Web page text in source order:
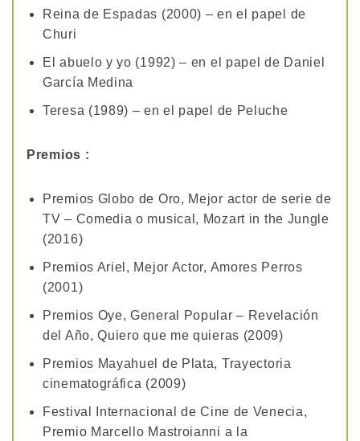
Reina de Espadas (2000) – en el papel de
Churi
El abuelo y yo (1992) – en el papel de Daniel
García Medina
Teresa (1989) – en el papel de Peluche
Premios :
Premios Globo de Oro, Mejor actor de serie de
TV – Comedia o musical, Mozart in the Jungle
(2016)
Premios Ariel, Mejor Actor, Amores Perros
(2001)
Premios Oye, General Popular – Revelación
del Año, Quiero que me quieras (2009)
Premios Mayahuel de Plata, Trayectoria
cinematográfica (2009)
Festival Internacional de Cine de Venecia,
Premio Marcello Mastroianni a la